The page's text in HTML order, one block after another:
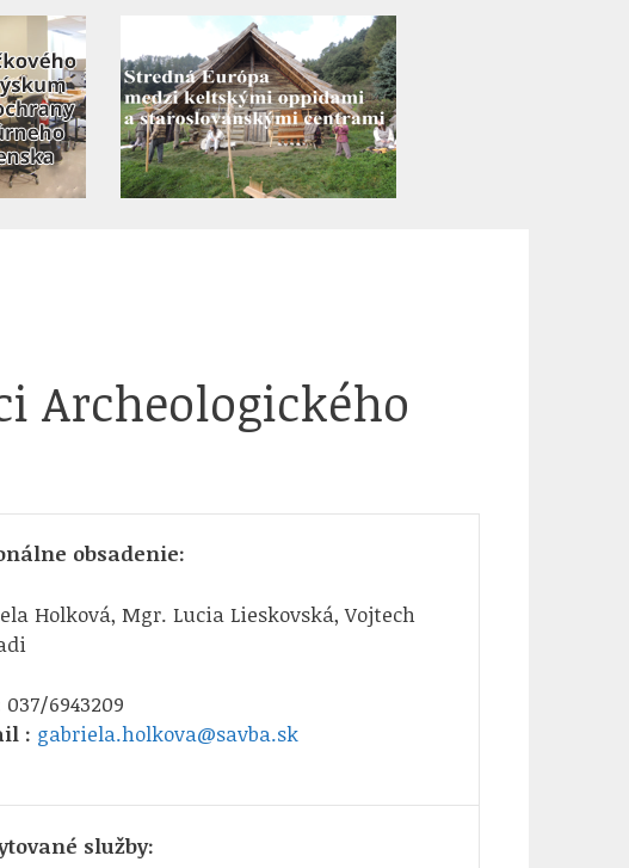
Archeologického
obsadenie:
Holková, Mgr. Lucia Lieskovská, Vojtech
037/6943209
: gabriela.holkova@savba.sk
služby: